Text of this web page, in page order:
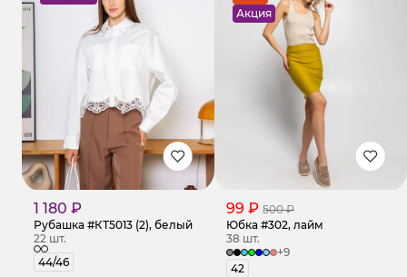
1 180 ₽
Рубашка #КТ5013 (2), белый
22 шт.
44/46
Акция
99 ₽ 500 ₽
Юбка #302, лайм
38 шт.
+9
42